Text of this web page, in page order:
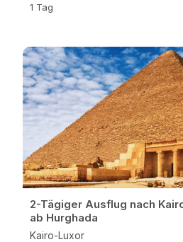
1 Tag
2-Tägiger Ausflug nach
ab Hurghada
Kairo-Luxor